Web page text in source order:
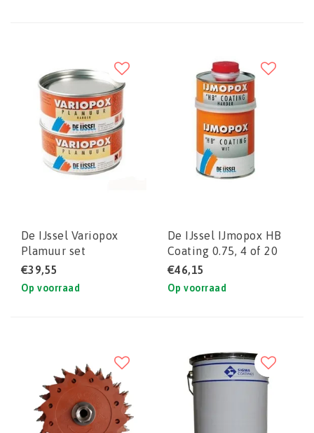
De IJssel Variopox
Plamuur set
€39,55
Op voorraad
De IJssel IJmopox HB
Coating 0.75, 4 of 20
liter set
€46,15
Op voorraad